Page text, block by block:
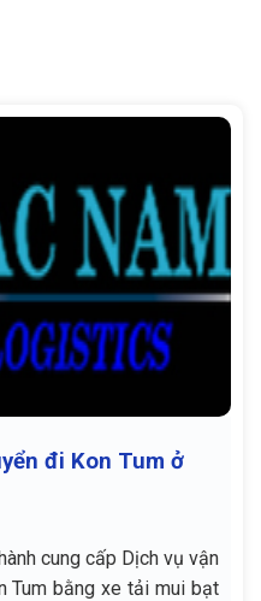
đi Kon Tum ở
cung cấp Dịch vụ vận
Tum bằng xe tải mui bạt